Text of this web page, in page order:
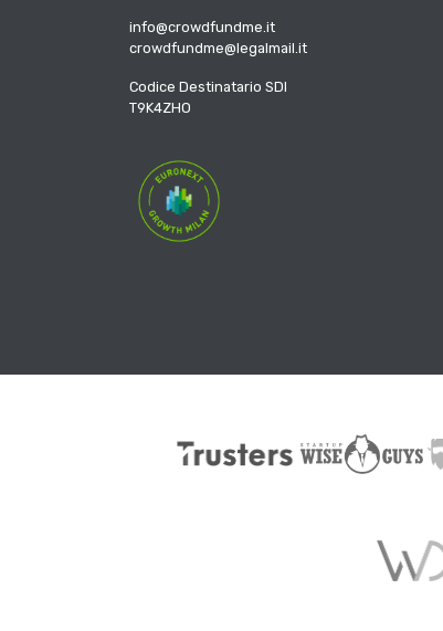
info@crowdfundme.it
crowdfundme@legalmail.it
Codice Destinatario SDI
T9K4ZHO